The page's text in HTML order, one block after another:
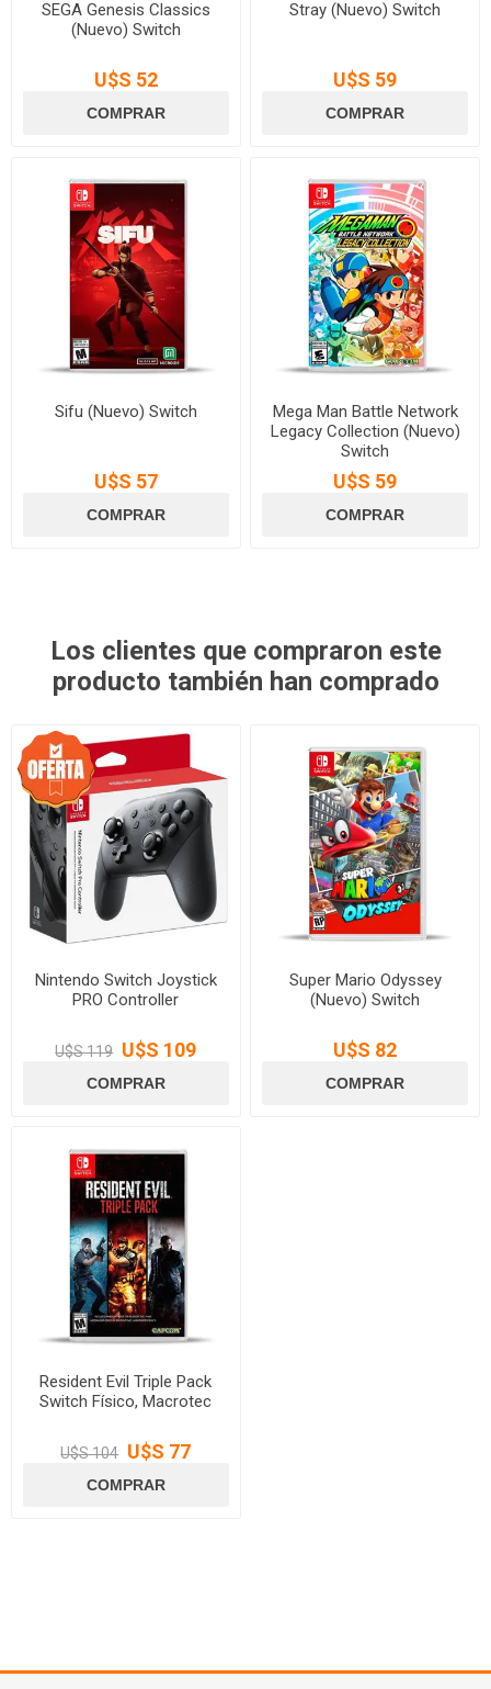
SEGA Genesis Classics
(Nuevo) Switch
U$S 52
Stray (Nuevo) Switch
U$S 59
Sifu (Nuevo) Switch
U$S 57
Mega Man Battle Network
Legacy Collection (Nuevo)
Switch
U$S 59
Los clientes que compraron este
producto también han comprado
Nintendo Switch Joystick
PRO Controller
U$S 119 U$S 109
Super Mario Odyssey
(Nuevo) Switch
U$S 82
Resident Evil Triple Pack
Switch Físico, Macrotec
U$S 104 U$S 77